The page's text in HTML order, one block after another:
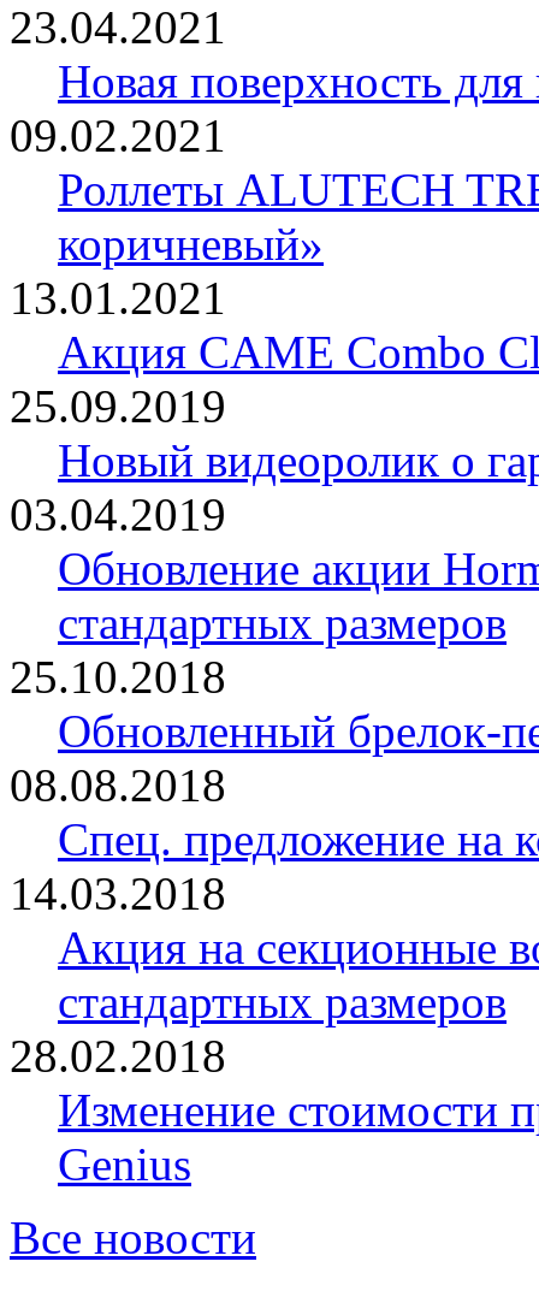
23.04.2021
Новая поверхность
09.02.2021
Роллеты ALUTECH
коричневый»
13.01.2021
Акция CAME Combo
25.09.2019
Новый видеоролик о
03.04.2019
Обновление акции
стандартных размеров
25.10.2018
Обновленный брелок-
08.08.2018
Спец. предложение на
14.03.2018
Акция на секционные
стандартных размеров
28.02.2018
Изменение стоимости
Genius
Все новости